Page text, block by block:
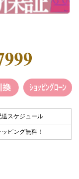
送スケジュール
ッピング無料！